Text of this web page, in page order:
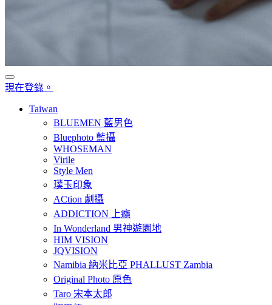
現在登錄。
Taiwan
BLUEMEN 藍男色
Bluephoto 藍攝
WHOSEMAN
Virile
Style Men
璞玉印象
ACtion 劇攝
ADDICTION 上癮
In Wonderland 男神遊園地
HIM VISION
JQVISION
Namibia 納米比亞 PHALLUST Zambia
Original Photo 原色
Taro 宋本太郎